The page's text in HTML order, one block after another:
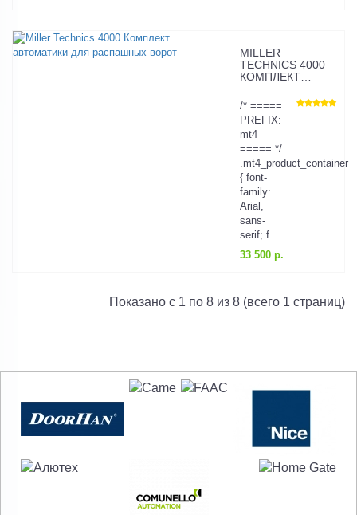
MILLER
TECHNICS 4000
КОМПЛЕКТ
ДЛЯ
РАСПАШНЫХ
ВОРОТ
/* =====
PREFIX:
mt4_
===== */
.mt4_product_container
{ font-
family:
Arial,
sans-
serif; f..
33 500 р.
Показано с 1 по 8 из 8 (всего 1 страниц)